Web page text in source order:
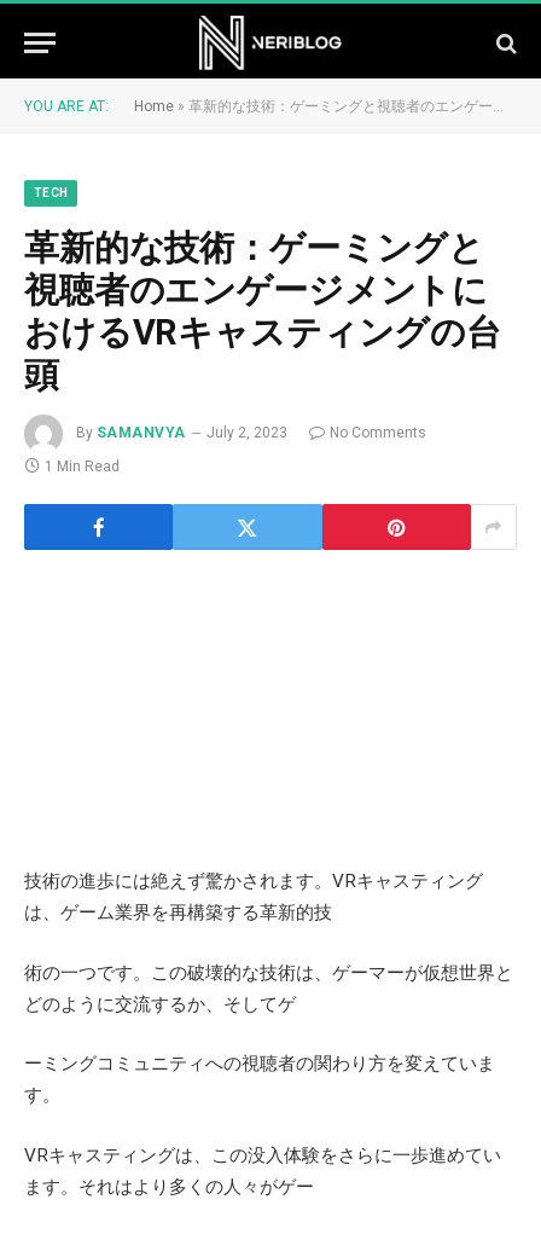
YOU ARE AT: Home » 革新的な技術：ゲーミングと視聴者のエンゲージメントにおけるVRキャスティングの台頭
TECH
革新的な技術：ゲーミングと
視聴者のエンゲージメントに
おけるVRキャスティングの台
頭
By SAMANVYA July 2, 2023
No Comments
1 Min Read
技術の進歩には絶えず驚かされます。 VRキャスティング
は、ゲーム業界を再構築する革新的技
術の一つです。この破壊的な技術は、ゲーマーが仮想世界と
どのように交流するか、そしてゲ
ーミングコミュニティへの視聴者の関わり方を変えていま
す。
VRキャスティングは、この没入体験をさらに一歩進めてい
ます。それはより多くの人々がゲー